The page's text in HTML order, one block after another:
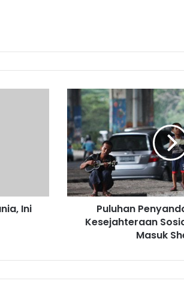
Ini
Puluhan
Kesejahteraan
Masuk